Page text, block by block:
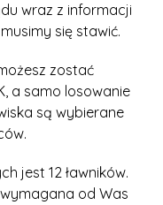
wraz z informacji
się stawić.
zostać
a samo losowanie
są wybierane
jest 12 ławników.
od Was